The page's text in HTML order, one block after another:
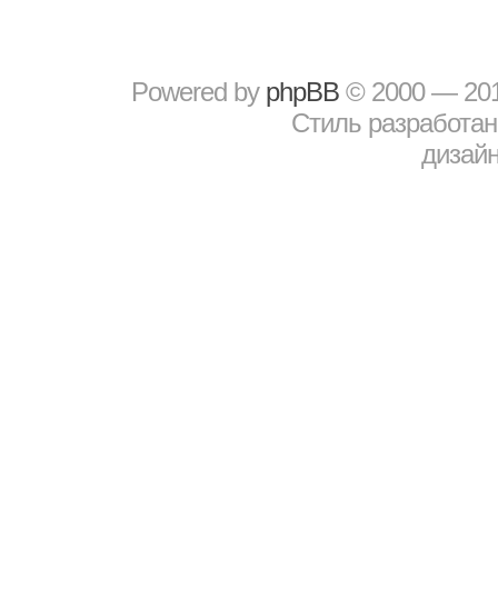
Powered by рhрBВ © 2000 —
Стиль